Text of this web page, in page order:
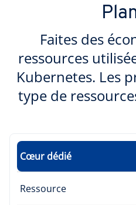
Faites des
ressources
Kubernetes. Les
type de
Cœur dédié
Ressource